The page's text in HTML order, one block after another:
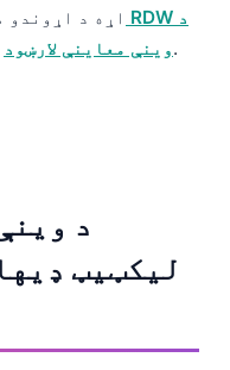
اړه د اړوندو
وینې معاینې لارښود.
لیکټیټ